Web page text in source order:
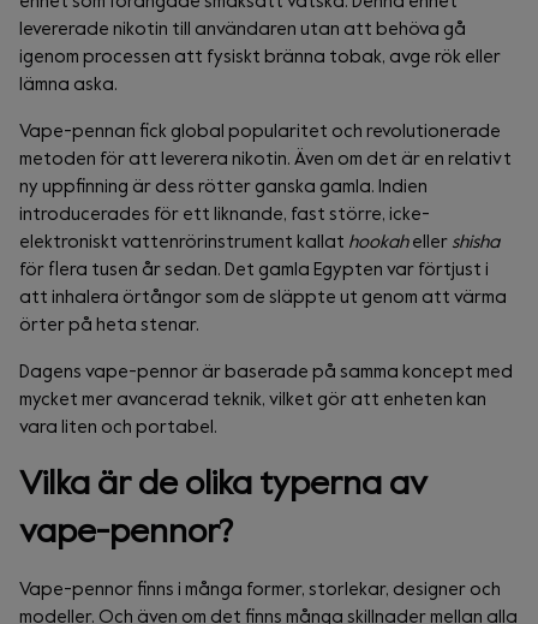
levererade nikotin till användaren utan att behöva gå
igenom processen att fysiskt bränna tobak, avge rök eller
lämna aska.
Vape-pennan fick global popularitet och revolutionerade
metoden för att leverera nikotin. Även om det är en relativt
ny uppfinning är dess rötter ganska gamla. Indien
introducerades för ett liknande, fast större, icke-
elektroniskt vattenrörinstrument kallat hookaheller shisha
för flera tusen år sedan. Det gamla Egypten var förtjust i
att inhalera örtångor som de släppte ut genom att värma
örter på heta stenar.
Dagens vape-pennor är baserade på samma koncept med
mycket mer avancerad teknik, vilket gör att enheten kan
vara liten och portabel.
Vilka är de olika typerna av
vape-pennor?
Vape-pennor finns i många former, storlekar, designer och
modeller. Och även om det finns många skillnader mellan alla